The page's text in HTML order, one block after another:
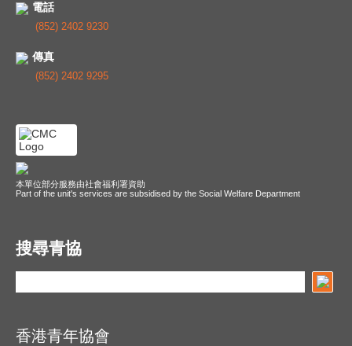
電話
(852) 2402 9230
傳真
(852) 2402 9295
本單位部分服務由社會福利署資助
Part of the unit's services are subsidised by the Social Welfare Department
搜尋青協
香港青年協會